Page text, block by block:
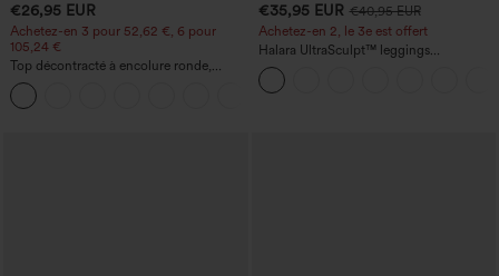
€26,95 EUR
Achetez-en 3 pour 52,62 €, 6 pour
105,24 €
Top décontracté à encolure ronde,
manches chauve-souris et coupe ample
€35,95 EUR €40,95 EUR
Achetez-en 2, le 3e est offert
Halara UltraSculpt™ leggings
d'entraînement taille haute — fronces
liftantes pour le fessier, maintien gainant
du ventre et poche